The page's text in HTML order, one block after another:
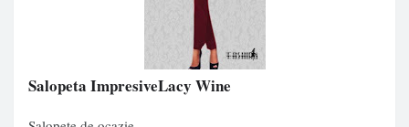
Salopeta ImpresiveLacy Wine